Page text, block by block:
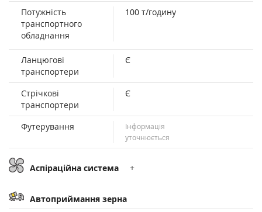
Потужність
транспортного
обладнання
100 т/годину
Ланцюгові
транспортери
Є
Стрічкові
транспортери
Є
Футерування
Інформація
уточнюється
Аспіраційна система +
Автоприймання зерна